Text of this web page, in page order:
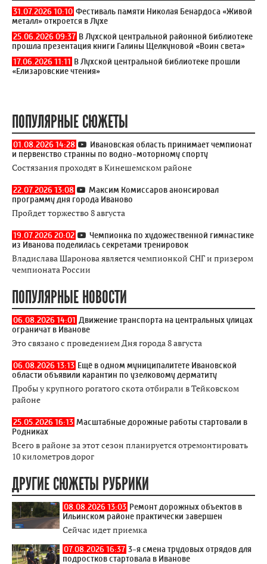
31.07.2026 10:10 Фестиваль памяти Николая Бенардоса «Живой
металл» откроется в Лухе
25.06.2026 09:37 В Лухской центральной районной библиотеке
прошла презентация книги Галины Щелкуновой «Воин света»
17.06.2026 11:11 В Лухской центральной библиотеке прошли
«Елизаровские чтения»
ПОПУЛЯРНЫЕ СЮЖЕТЫ
01.08.2026 14:28
Ивановская область принимает чемпионат
и первенство странны по водно-моторному спорту
Состязания проходят в Кинешемском районе
22.07.2026 13:08
Максим Комиссаров анонсировал
программу дня города Иваново
Пройдет торжество 8 августа
19.07.2026 20:02
Чемпионка по художественной гимнастике
из Иванова поделилась секретами тренировок
Владислава Шаронова является чемпионкой СНГ и призером
чемпионата России
ПОПУЛЯРНЫЕ НОВОСТИ
06.08.2026 14:01 Движение транспорта на центральных улицах
ограничат в Иванове
Это связано с проведением Дня города 8 августа
06.08.2026 13:13 Ещё в одном муниципалитете Ивановской
области объявили карантин по узелковому дерматиту
Пробы у крупного рогатого скота отбирали в Тейковском
районе
25.05.2026 16:13 Масштабные дорожные работы стартовали в
Родниках
Всего в районе за этот сезон планируется отремонтировать
10 километров дорог
ДРУГИЕ СЮЖЕТЫ РУБРИКИ
08.08.2026 13:03 Ремонт дорожных объектов в
Ильинском районе практически завершен
Сейчас идет приемка
07.08.2026 16:37 3-я смена трудовых отрядов для
подростков стартовала в Иванове